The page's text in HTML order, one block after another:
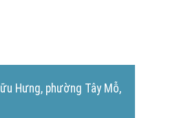
Hưng, phường Tây Mỗ,